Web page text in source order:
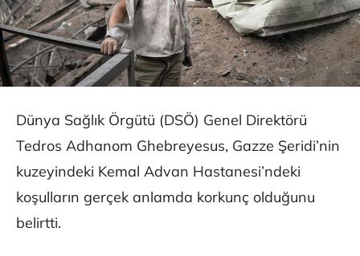
Dünya Sağlık Örgütü (DSÖ) Genel Direktörü
Tedros Adhanom Ghebreyesus, Gazze Şeridi’nin
kuzeyindeki Kemal Advan Hastanesi’ndeki
koşulların gerçek anlamda korkunç olduğunu
belirtti.